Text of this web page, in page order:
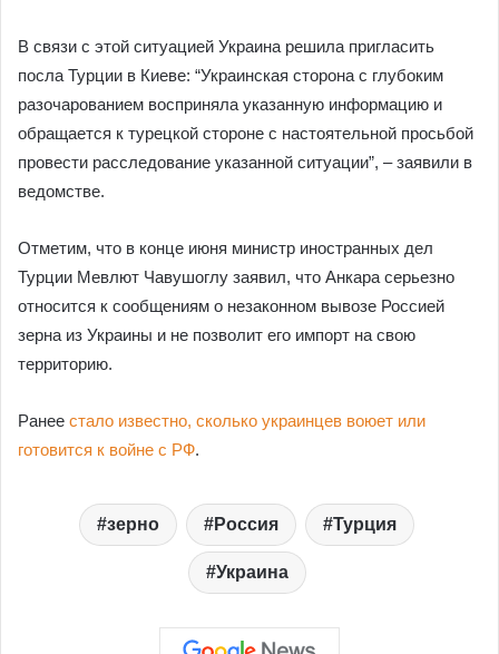
В связи с этой ситуацией Украина решила пригласить
посла Турции в Киеве: “Украинская сторона с глубоким
разочарованием восприняла указанную информацию и
обращается к турецкой стороне с настоятельной просьбой
провести расследование указанной ситуации”, – заявили в
ведомстве.
Отметим, что в конце июня министр иностранных дел
Турции Мевлют Чавушоглу заявил, что Анкара серьезно
относится к сообщениям о незаконном вывозе Россией
зерна из Украины и не позволит его импорт на свою
территорию.
Ранее стало известно, сколько украинцев воюет или
готовится к войне с РФ.
зерно Россия Турция
Украина